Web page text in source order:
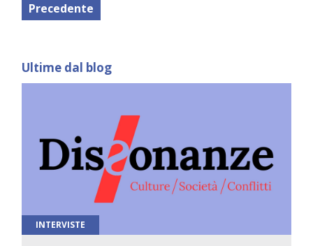
Precedente
Ultime dal blog
INTERVISTE